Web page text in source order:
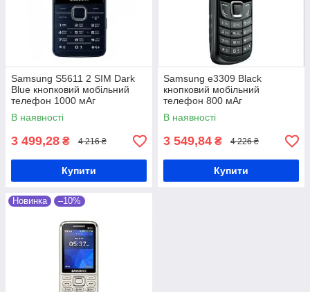
Samsung S5611 2 SIM Dark
Blue кнопковий мобільний
телефон 1000 мАг
В наявності
3 499,28 ₴ 4 216 ₴
Купити
Samsung e3309 Black
кнопковий мобільний
телефон 800 мАг
В наявності
3 549,84 ₴ 4 226 ₴
Купити
Новинка –10%